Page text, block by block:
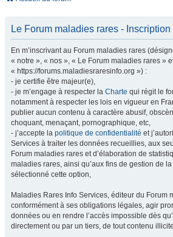
Le Forum maladies rares - Inscription
En m’inscrivant au Forum maladies rares
« notre », « nos », « Le Forum maladies rares »
« https://forums.maladiesraresinfo.org ») :
- je certifie être majeur(e),
- je m’engage à respecter la Charte qui régit le
notamment à respecter les lois en vigueur en
publier aucun contenu à caractère abusif,
choquant, menaçant, pornographique, etc,
- j’accepte la politique de confidentialité et
Services à traiter les données recueillies, aux
Forum maladies rares et d’élaboration de
maladies rares, ainsi qu’aux fins de gestion de la
sélectionné cette option,
Maladies Rares Info Services, éditeur du Forum
conformément à ses obligations légales, agir
données ou en rendre l’accès impossible dès
directement ou par un tiers, de tout contenu